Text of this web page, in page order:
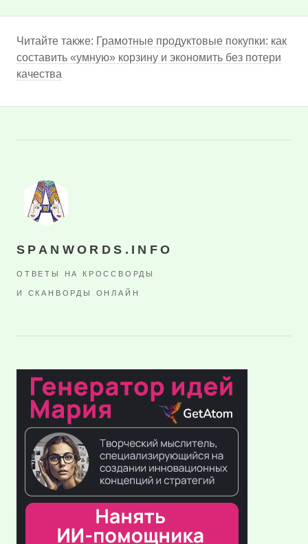
Читайте также: Грамотные продуктовые покупки: как
составить «умную» корзину и экономить без потери
качества
SPANWORDS.INFO
ОТВЕТЫ НА КРОССВОРДЫ
И СКАНВОРДЫ ОНЛАЙН